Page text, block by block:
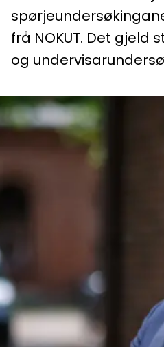
frå NOKUT. Det gjeld
og